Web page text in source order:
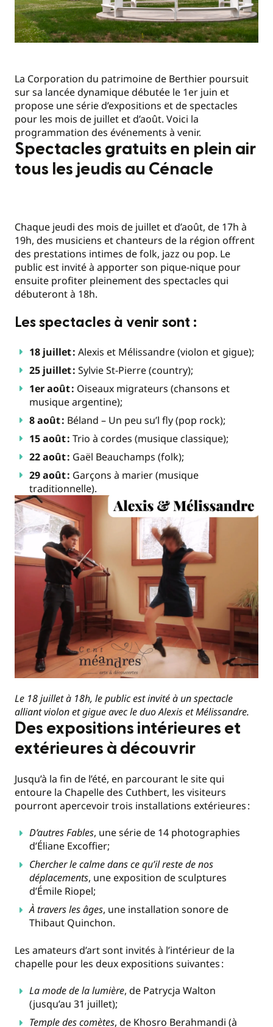
La Corporation du patrimoine de Berthier poursuit
sur sa lancée dynamique débutée le 1er juin et
propose une série d’expositions et de spectacles
pour les mois de juillet et d’août. Voici la
programmation des événements à venir.
Spectacles gratuits en plein air
tous les jeudis au Cénacle
Chaque jeudi des mois de juillet et d’août, de 17h à
19h, des musiciens et chanteurs de la région offrent
des prestations intimes de folk, jazz ou pop. Le
public est invité à apporter son pique-nique pour
ensuite profiter pleinement des spectacles qui
débuteront à 18h.
Les spectacles à venir sont :
18 juillet : Alexis et Mélissandre (violon et gigue);
25 juillet : Sylvie St-Pierre (country);
1er août : Oiseaux migrateurs (chansons et
musique argentine);
8 août : Béland – Un peu su’l fly (pop rock);
15 août : Trio à cordes (musique classique);
22 août : Gaël Beauchamps (folk);
29 août : Garçons à marier (musique
traditionnelle).
Le 18 juillet à 18h, le public est invité à un spectacle
alliant violon et gigue avec le duo Alexis et Mélissandre.
Des expositions intérieures et
extérieures à découvrir
Jusqu’à la fin de l’été, en parcourant le site qui
entoure la Chapelle des Cuthbert, les visiteurs
pourront apercevoir trois installations extérieures :
D’autres Fables, une série de 14 photographies
d’Éliane Excoffier;
Chercher le calme dans ce qu’il reste de nos
déplacements, une exposition de sculptures
d’Émile Riopel;
À travers les âges, une installation sonore de
Thibaut Quinchon.
Les amateurs d’art sont invités à l’intérieur de la
chapelle pour les deux expositions suivantes :
La mode de la lumière, de Patrycja Walton
(jusqu’au 31 juillet);
Temple des comètes, de Khosro Berahmandi (à